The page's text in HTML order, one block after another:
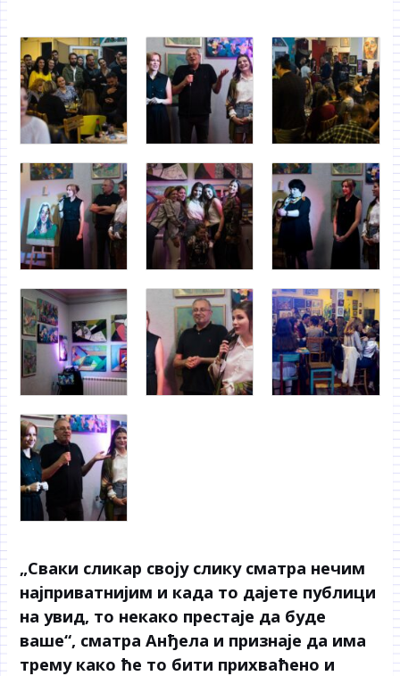
„Сваки сликар своју слику сматра нечим
најприватнијим и када то дајете публици
на увид, то некако престаје да буде
ваше“, сматра Анђела и признаје да има
трему како ће то бити прихваћено и